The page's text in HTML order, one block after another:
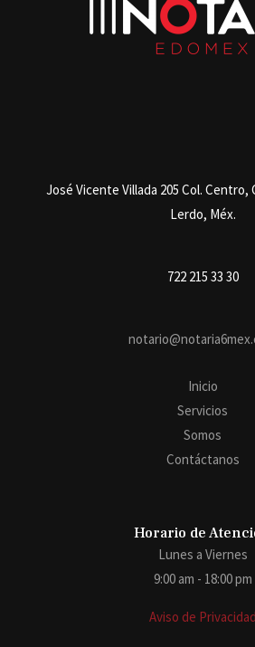
José Vicente Villada 205 Col. Centro,
Lerdo, Méx.
722 215 33 30
Inicio
Servicios
Somos
Contáctanos
Horario de
Lunes a Viernes
9:00 am - 18:00 pm
Aviso de Privacidad